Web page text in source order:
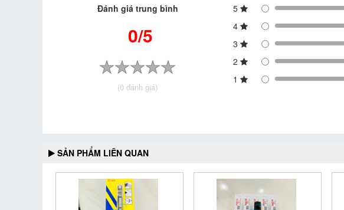
Đánh giá trung bình
0/5
(0 đánh giá)
5
4
3
2
1
SẢN PHẨM LIÊN QUAN